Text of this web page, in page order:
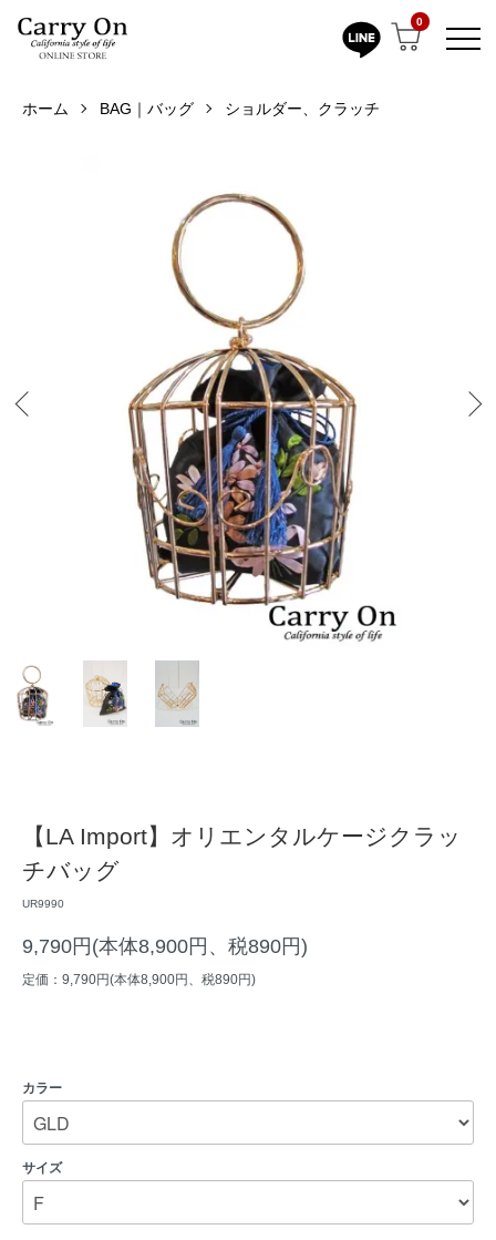
0
ホーム BAG｜バッグ ショルダー、クラッチ
【LA Import】オリエンタルケージクラッ
チバッグ
UR9990
9,790円(本体8,900円、税890円)
定価：9,790円(本体8,900円、税890円)
カラー
サイズ